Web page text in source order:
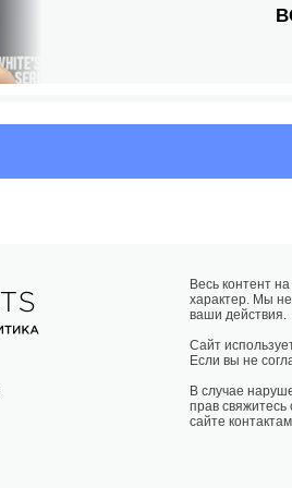
Весь контент
характер. Мы
ваши действия.
Сайт
Если вы не
В случае
прав
сайте